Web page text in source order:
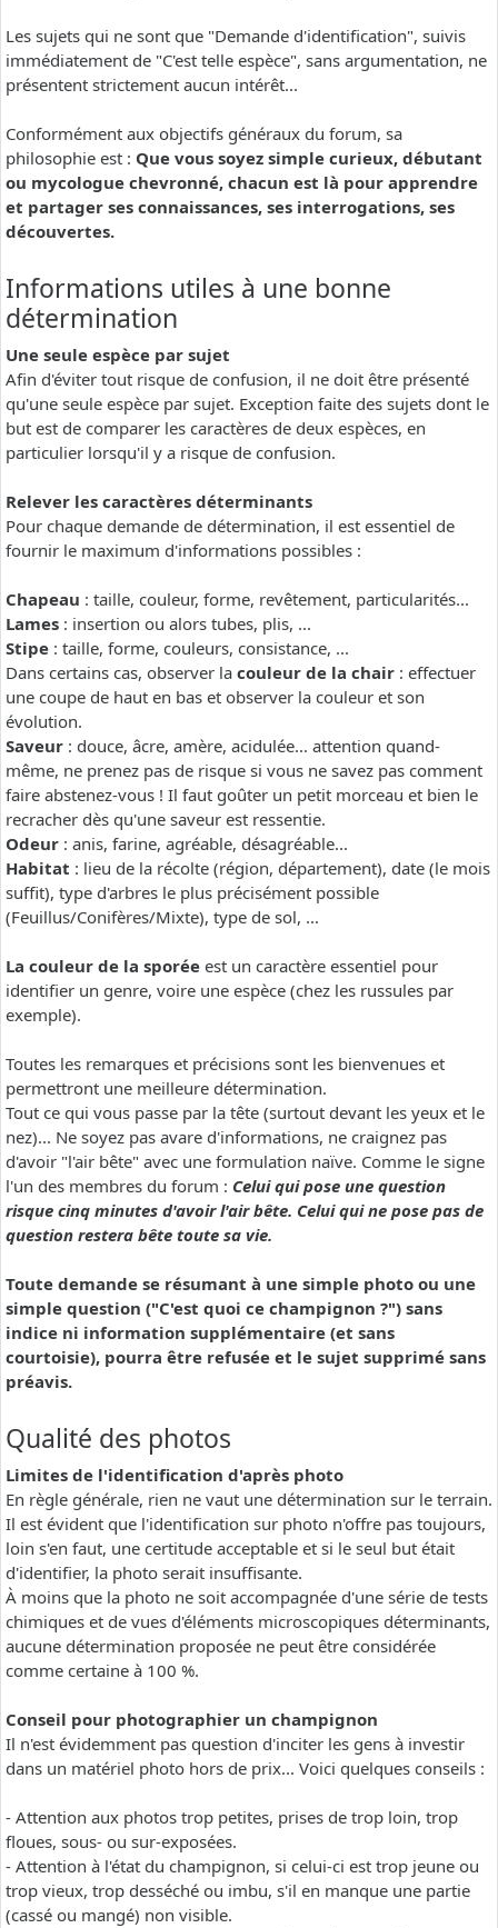
Les sujets qui ne sont que "Demande d'identification", suivis
immédiatement de "C'est telle espèce", sans argumentation, ne
présentent strictement aucun intérêt...
Conformément aux objectifs généraux du forum, sa
philosophie est : Que vous soyez simple curieux, débutant
ou mycologue chevronné, chacun est là pour apprendre
et partager ses connaissances, ses interrogations, ses
découvertes.
Informations utiles à une bonne
détermination
Une seule espèce par sujet
Afin d'éviter tout risque de confusion, il ne doit être présenté
qu'une seule espèce par sujet. Exception faite des sujets dont le
but est de comparer les caractères de deux espèces, en
particulier lorsqu'il y a risque de confusion.
Relever les caractères déterminants
Pour chaque demande de détermination, il est essentiel de
fournir le maximum d'informations possibles :
Chapeau : taille, couleur, forme, revêtement, particularités...
Lames : insertion ou alors tubes, plis, ...
Stipe : taille, forme, couleurs, consistance, ...
Dans certains cas, observer la couleur de la chair : effectuer
une coupe de haut en bas et observer la couleur et son
évolution.
Saveur : douce, âcre, amère, acidulée... attention quand-
même, ne prenez pas de risque si vous ne savez pas comment
faire abstenez-vous ! Il faut goûter un petit morceau et bien le
recracher dès qu'une saveur est ressentie.
Odeur : anis, farine, agréable, désagréable...
Habitat : lieu de la récolte (région, département), date (le mois
suffit), type d'arbres le plus précisément possible
(Feuillus/Conifères/Mixte), type de sol, ...
La couleur de la sporée est un caractère essentiel pour
identifier un genre, voire une espèce (chez les russules par
exemple).
Toutes les remarques et précisions sont les bienvenues et
permettront une meilleure détermination.
Tout ce qui vous passe par la tête (surtout devant les yeux et le
nez)... Ne soyez pas avare d'informations, ne craignez pas
d'avoir "l'air bête" avec une formulation naïve. Comme le signe
l'un des membres du forum : Celui qui pose une question
risque cinq minutes d'avoir l'air bête. Celui qui ne pose pas de
question restera bête toute sa vie.
Toute demande se résumant à une simple photo ou une
simple question ("C'est quoi ce champignon ?") sans
indice ni information supplémentaire (et sans
courtoisie), pourra être refusée et le sujet supprimé sans
préavis.
Qualité des photos
Limites de l'identification d'après photo
En règle générale, rien ne vaut une détermination sur le terrain.
Il est évident que l'identification sur photo n'offre pas toujours,
loin s'en faut, une certitude acceptable et si le seul but était
d'identifier, la photo serait insuffisante.
À moins que la photo ne soit accompagnée d'une série de tests
chimiques et de vues d'éléments microscopiques déterminants,
aucune détermination proposée ne peut être considérée
comme certaine à 100 %.
Conseil pour photographier un champignon
Il n'est évidemment pas question d'inciter les gens à investir
dans un matériel photo hors de prix... Voici quelques conseils :
- Attention aux photos trop petites, prises de trop loin, trop
floues, sous- ou sur-exposées.
- Attention à l'état du champignon, si celui-ci est trop jeune ou
trop vieux, trop desséché ou imbu, s'il en manque une partie
(cassé ou mangé) non visible.